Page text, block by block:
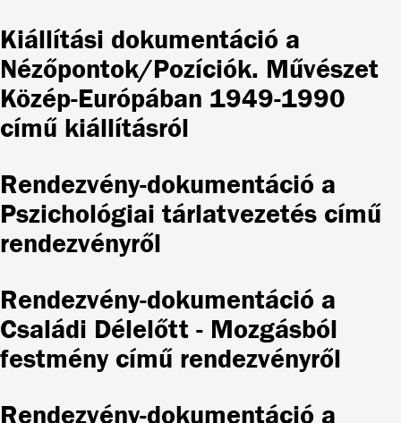
Kiállítási dokumentáció a
Nézőpontok/Pozíciók. Művészet
Közép-Európában 1949-1990
című kiállításról
Rendezvény-dokumentáció a
Pszichológiai tárlatvezetés című
rendezvényről
Rendezvény-dokumentáció a
Családi Délelőtt - Mozgásból
festmény című rendezvényről
Rendezvény-dokumentáció a